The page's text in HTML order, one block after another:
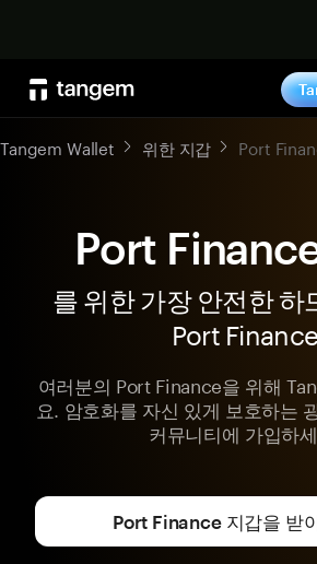
Tangem Wallet 위한 지갑 Port
Port
를 위한 가장 안전한 하
Port Finance
여러분의 Port Finance을 위해
요. 암호화를 자신 있게 보호하는
커뮤니티에 가입하
Port Finance 지갑을 받